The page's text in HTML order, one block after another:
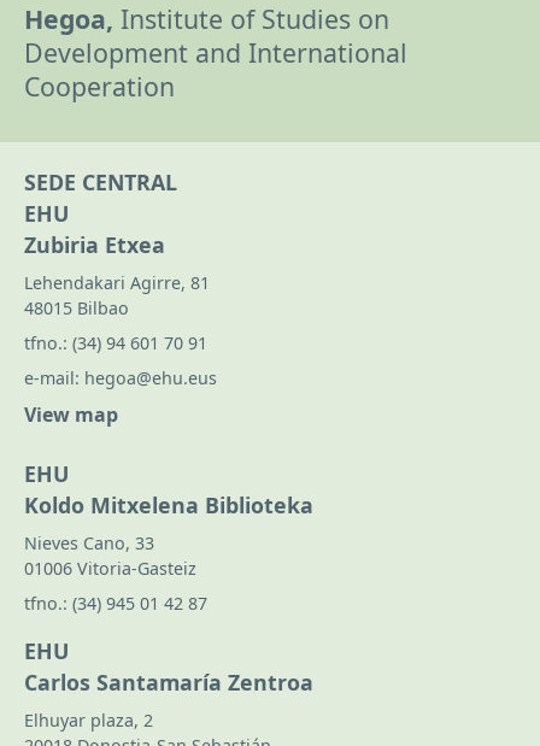
Hegoa, Institute of Studies on
Development and International
Cooperation
SEDE CENTRAL
EHU
Zubiria Etxea
Lehendakari Agirre, 81
48015 Bilbao
tfno.: (34) 94 601 70 91
e-mail: hegoa@ehu.eus
View map
EHU
Koldo Mitxelena Biblioteka
Nieves Cano, 33
01006 Vitoria-Gasteiz
tfno.: (34) 945 01 42 87
EHU
Carlos Santamaría Zentroa
Elhuyar plaza, 2